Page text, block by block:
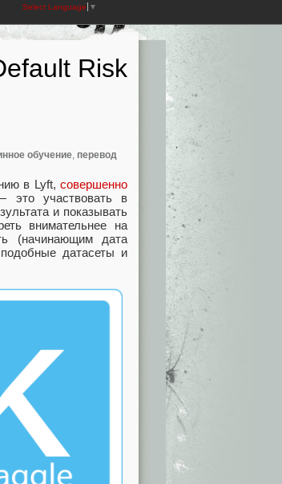
Select Language ▼
Risk
обучение, перевод
в Lyft, совершенно
это участвовать в
и показывать
внимательнее на
(начинающим дата
датасеты и